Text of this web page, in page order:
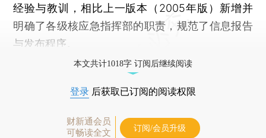
经验与教训，相比上一版本（2005年版）新增并
明确了各级核应急指挥部的职责，规范了信息报告
与发布程序。
本文共计1018字 订阅后继续阅读
登录 后获取已订阅的阅读权限
财新通会员
可畅读全文
订阅/会员升级